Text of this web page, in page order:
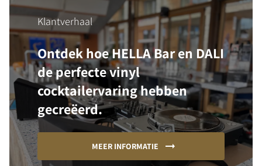
Klantverhaal
Ontdek hoe HELLA Bar en DALI
de perfecte vinyl
cocktailervaring hebben
gecreëerd.
MEER INFORMATIE